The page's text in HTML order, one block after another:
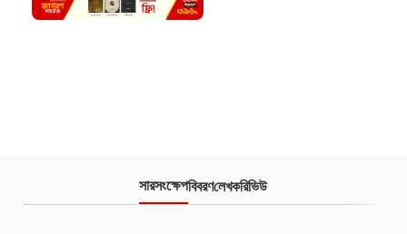
সারসংক্ষেপবিবরণলেখকরিভিউ